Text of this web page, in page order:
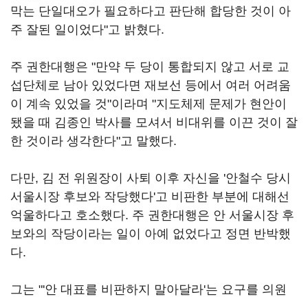
막는 단일대오가 필요하다고 판단해 합당한 것이 아
주 잘된 일이었다"고 밝혔다.
주 권한대행은 "만약 두 당이 통합되지 않고 서로 교
섭단체로 남아 있었다면 재보선 등에서 여러 어려움
이 계속 있었을 것"이라며 "지도체제 문제가 현안이
됐을 때 김종인 박사를 모셔서 비대위를 이끈 것이 잘
한 것이라 생각한다"고 말했다.
다만, 김 전 위원장이 사퇴 이후 자신을 '안철수 당시
서울시장 후보와 작당했다'고 비판한 부분에 대해선
억울하다고 호소했다. 주 권한대행은 안 서울시장 후
보와의 작당이라는 일이 아예 없었다고 정면 반박했
다.
그는 "'안 대표를 비판하지 말아달라'는 요구를 의원